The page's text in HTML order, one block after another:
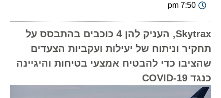
7:50 pm
Skytrax, העניק להן 4 כוכבים בהתבסס על
תחקיר וניתוח של יעילות ועקביות הצעדים
שהציבו כדי להבטיח אמצעי בטיחות והיגיינה
כנגד COVID-19